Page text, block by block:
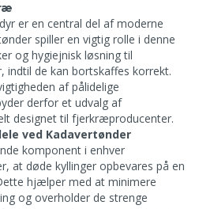
er en central del af moderne
spiller en vigtig rolle i denne
og hygiejnisk løsning til
indtil de kan bortskaffes korrekt.
af pålidelige
derfor et udvalg af
designet til fjerkræproducenter.
ved Kadavertønder
komponent i enhver
at døde kyllinger opbevares på en
hjælper med at minimere
og overholder de strenge